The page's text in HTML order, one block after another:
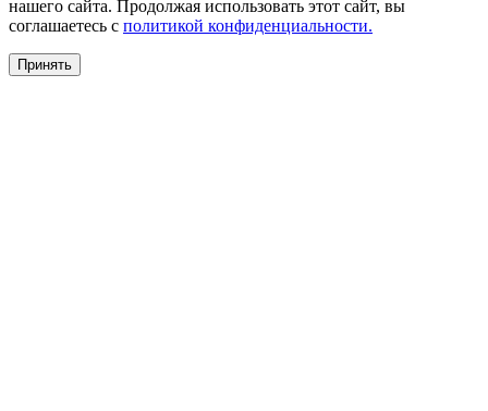
нашего сайта. Продолжая использовать этот сайт, вы
соглашаетесь c политикой конфиденциальности.
Принять